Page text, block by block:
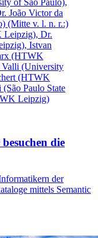
of São Paulo),
João Victor da
(Mitte v. l. n. r.:)
Leipzig), Dr.
Istvan
(HTWK
(University
(HTWK
Paulo State
Leipzig)
die
der
mittels Semantic